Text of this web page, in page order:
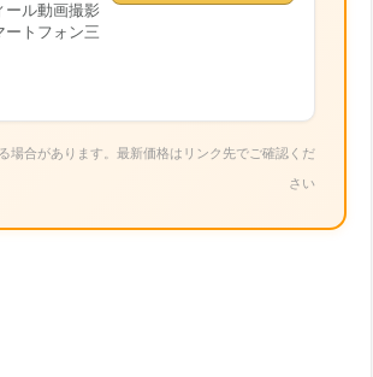
ール動画撮影
ートフォン三
場合があります。最新価格はリンク先でご確認くだ
さい